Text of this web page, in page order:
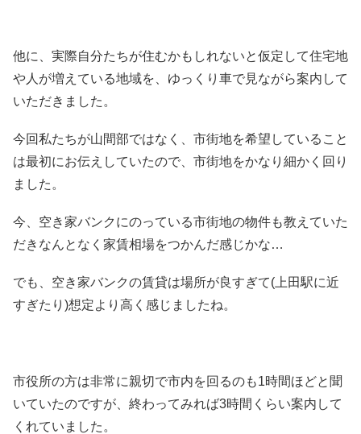
他に、実際自分たちが住むかもしれないと仮定して住宅地
や人が増えている地域を、ゆっくり車で見ながら案内して
いただきました。
今回私たちが山間部ではなく、市街地を希望していること
は最初にお伝えしていたので、市街地をかなり細かく回り
ました。
今、空き家バンクにのっている市街地の物件も教えていた
だきなんとなく家賃相場をつかんだ感じかな…
でも、空き家バンクの賃貸は場所が良すぎて(上田駅に近
すぎたり)想定より高く感じましたね。
市役所の方は非常に親切で市内を回るのも1時間ほどと聞
いていたのですが、終わってみれば3時間くらい案内して
くれていました。